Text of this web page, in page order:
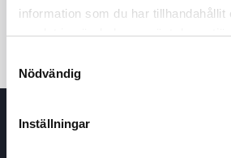
information som du har tillhandahållit
samlat in när du har använt deras
Nödvändig
Inställningar
Köp / Sälj